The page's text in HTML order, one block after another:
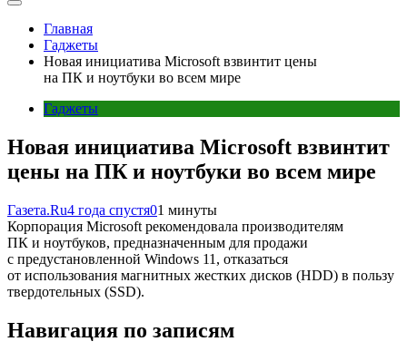
Главная
Гаджеты
Новая инициатива Microsoft взвинтит цены
на ПК и ноутбуки во всем мире
Гаджеты
Новая инициатива Microsoft взвинтит
цены на ПК и ноутбуки во всем мире
Газета.Ru4 года спустя01 минуты
Корпорация Microsoft рекомендовала производителям
ПК и ноутбуков, предназначенным для продажи
с предустановленной Windows 11, отказаться
от использования магнитных жестких дисков (HDD) в пользу
твердотельных (SSD).
Навигация по записям